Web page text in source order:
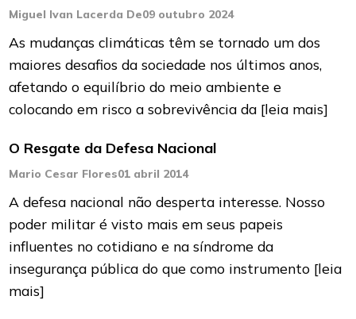
Miguel Ivan Lacerda De09 outubro 2024
As mudanças climáticas têm se tornado um dos
maiores desafios da sociedade nos últimos anos,
afetando o equilíbrio do meio ambiente e
colocando em risco a sobrevivência da [leia mais]
O Resgate da Defesa Nacional
Mario Cesar Flores01 abril 2014
A defesa nacional não desperta interesse. Nosso
poder militar é visto mais em seus papeis
influentes no cotidiano e na sín­drome da
insegurança pública do que como ins­trumento [leia
mais]